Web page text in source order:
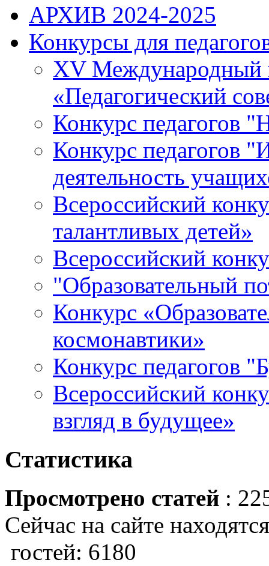
АРХИВ 2024-2025
Конкурсы для
XV Международный
«Педагогический
Конкурс педагогов
Конкурс педагогов
деятельность
Всероссийский
талантливых детей»
Всероссийский
"Образовательный
Конкурс
космонавтики»
Конкурс педагогов
Всероссийский
взгляд в будущее»
Статистика
Просмотрено статей :
Сейчас на сайте
гостей: 6180